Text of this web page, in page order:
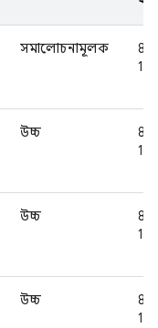
সমালোচনামূলক
10,
উচ্চ
10,
উচ্চ
10,
উচ্চ
10,